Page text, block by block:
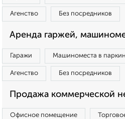
Агенство Без посредников
Аренда гаржей,
Гаражи Машиноместа в
Агенство Без посредников
Продажа коммерческой
Офисное помещение